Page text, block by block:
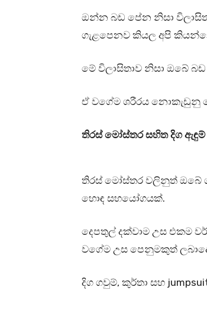
ඔන්න බඩ පේන නිසා
ගැළපෙනව කියල අපි
මේ විලාසිතාව නිසා ඔබේ
ඒ වගේම ශරීරය නොකැඩුනු
තිරස් මෝස්තර සහිත දිග
තිරස් මෝස්තර වලිනුත් ඔබේ
හොඳ සහයෝගයක්.
දෙපතුල් දක්වාම උස එකම
වගේම උස පෙනුමකුත්
දිග ගවුම්, කුර්තා සහ